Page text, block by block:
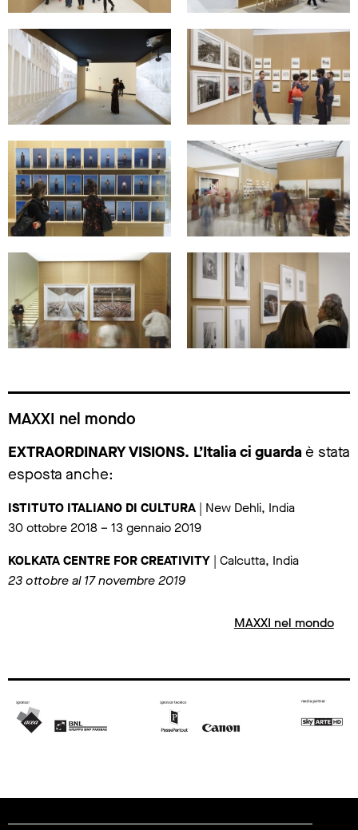
MAXXI nel mondo
EXTRAORDINARY VISIONS. L’Italia ci guarda è stata
esposta anche:
ISTITUTO ITALIANO DI CULTURA | New Dehli, India
30 ottobre 2018 – 13 gennaio 2019
KOLKATA CENTRE FOR CREATIVITY | Calcutta, India
23 ottobre al 17 novembre 2019
MAXXI nel mondo